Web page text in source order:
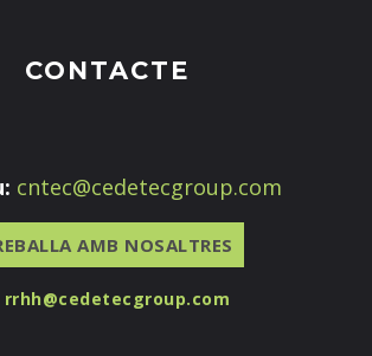
CONTACTE
cntec@cedetecgroup.com
AMB NOSALTRES
rrhh@cedetecgroup.com